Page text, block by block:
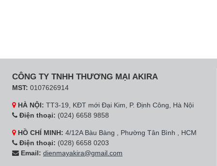
CÔNG TY TNHH THƯƠNG MẠI AKIRA
MST: 0107626914
HÀ NỘI: TT3-19, KĐT mới Đại Kim, P. Định Công, Hà Nội
Điện thoại: (024) 6658 9858
HỒ CHÍ MINH: 4/12A Bàu Bàng , Phường Tân Bình , HCM
Điện thoại: (028) 6658 0203
Email: dienmayakira@gmail.com